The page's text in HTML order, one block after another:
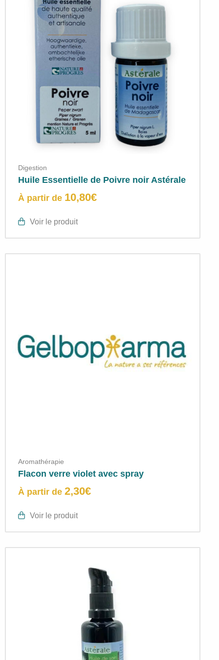
Digestion
Huile Essentielle de Poivre noir Astérale
À partir de 10,80€
Voir le produit
Aromathérapie
Flacon verre violet avec spray
À partir de 2,30€
Voir le produit